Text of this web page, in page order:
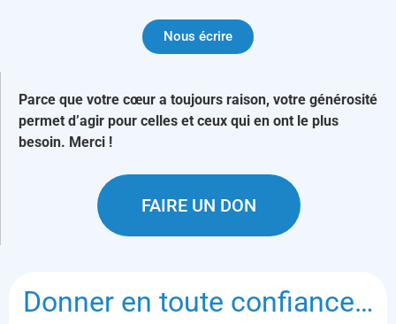
Nous écrire
Parce que votre cœur a toujours raison, votre générosité
permet d’agir pour celles et ceux qui en ont le plus
besoin. Merci !
FAIRE UN DON
Donner en toute confiance…